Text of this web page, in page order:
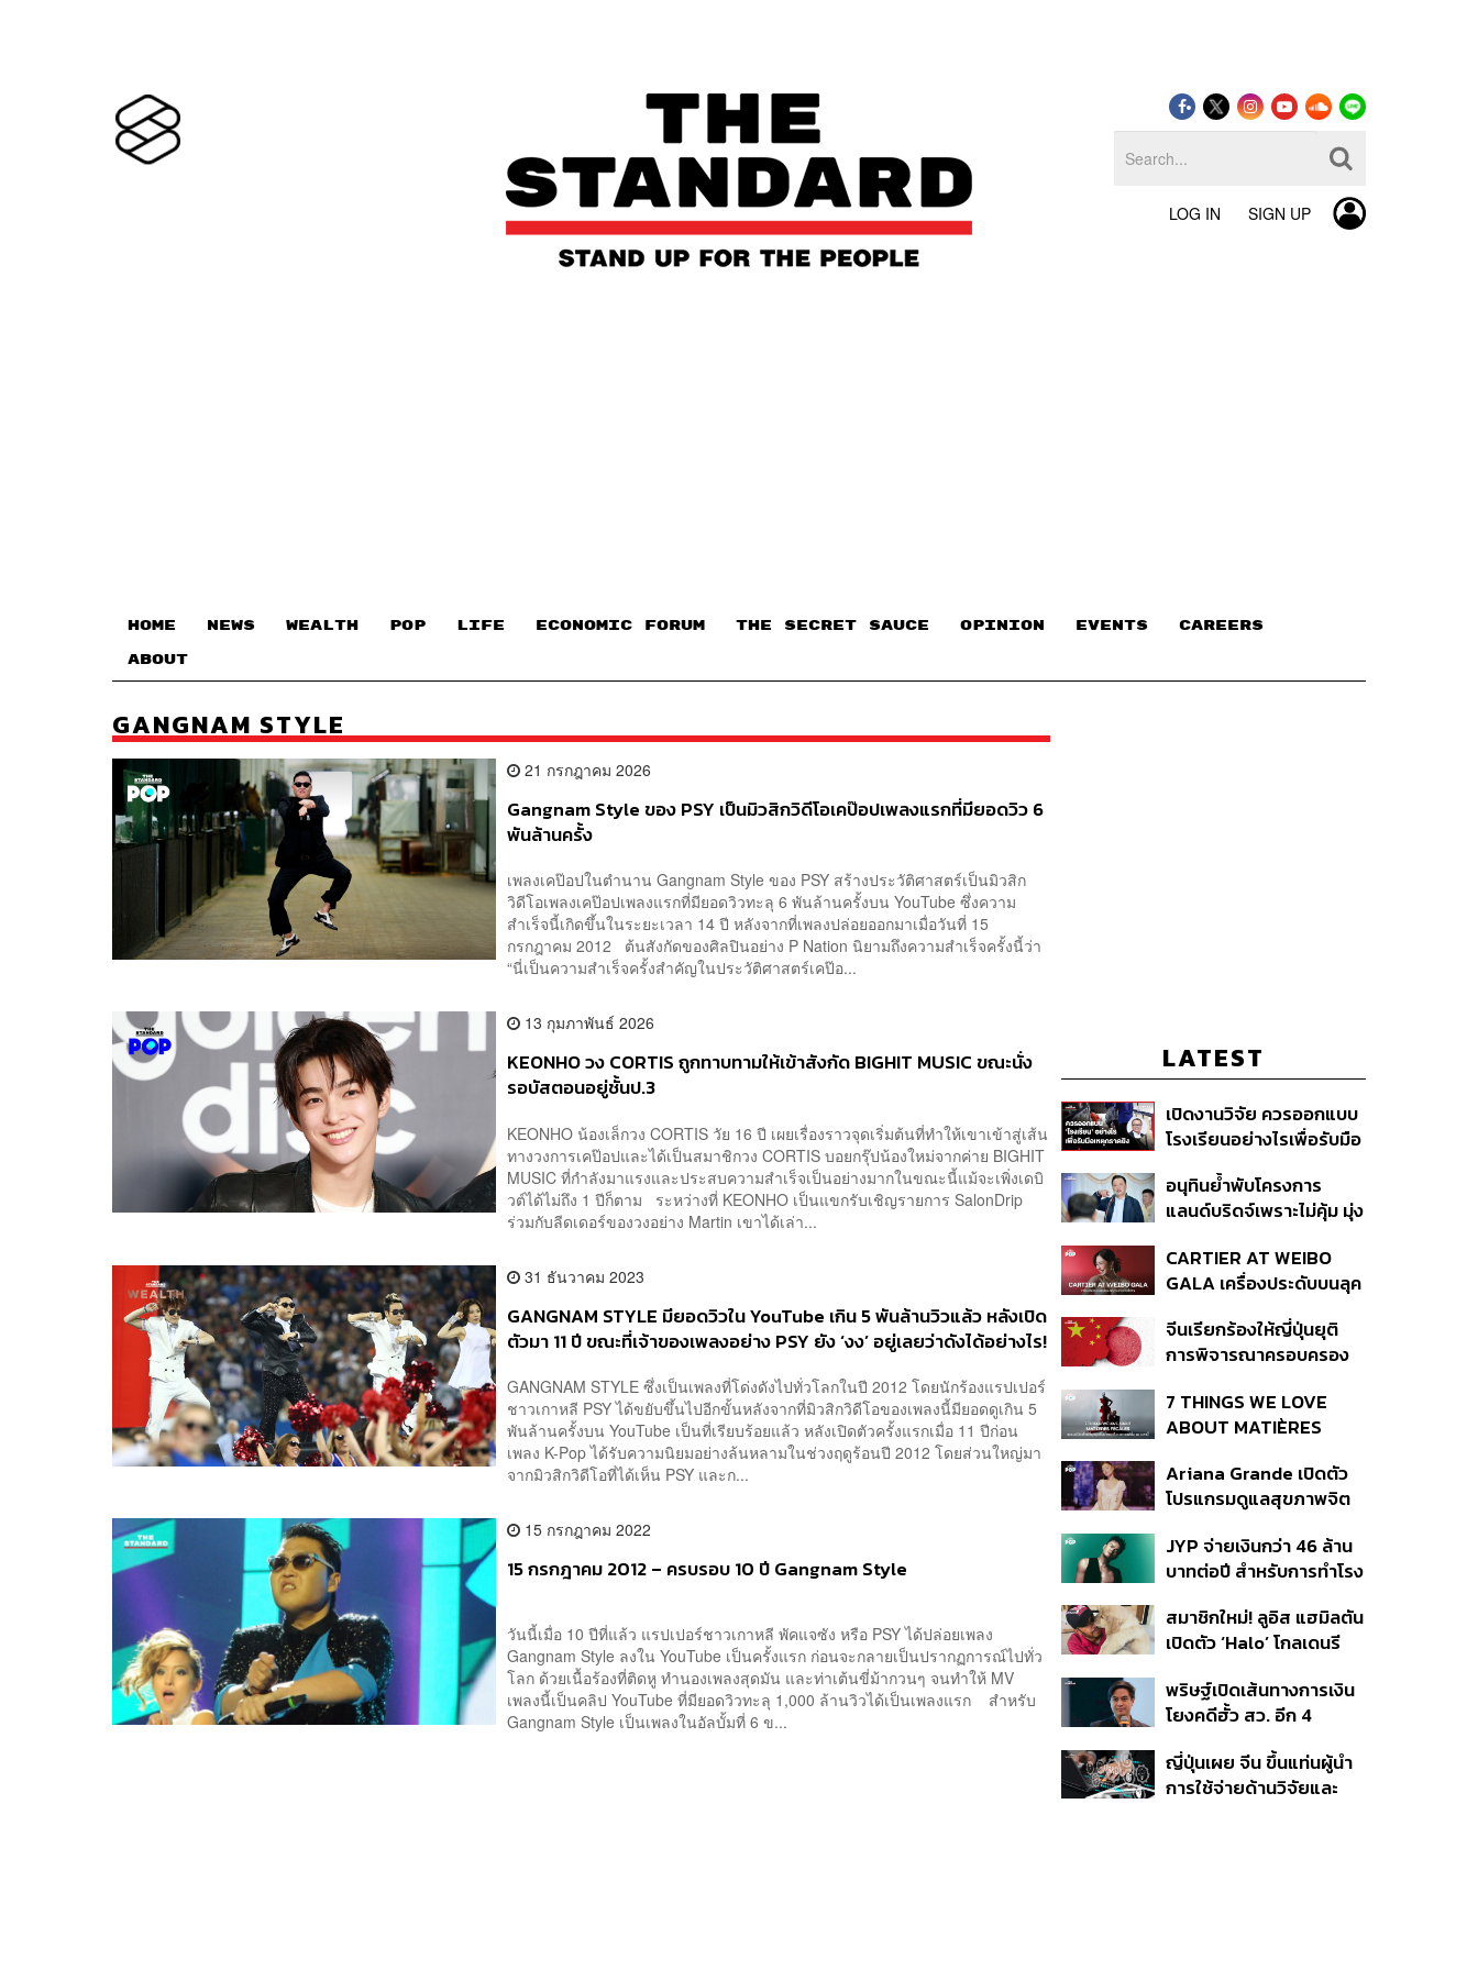
LOG IN SIGN UP
HOME NEWS WEALTH POP LIFE ECONOMIC FORUM THE SECRET SAUCE​ OPINION EVENTS CAREERS
ABOUT
GANGNAM STYLE
21 กรกฎาคม 2026
Gangnam Style ของ PSY เป็นมิวสิกวิดีโอเคป๊อปเพลงแรกที่มียอดวิว 6
พันล้านครั้ง
เพลงเคป๊อปในตำนาน Gangnam Style ของ PSY สร้างประวัติศาสตร์เป็นมิวสิก
วิดีโอเพลงเคป๊อปเพลงแรกที่มียอดวิวทะลุ 6 พันล้านครั้งบน YouTube ซึ่งความ
สำเร็จนี้เกิดขึ้นในระยะเวลา 14 ปี หลังจากที่เพลงปล่อยออกมาเมื่อวันที่ 15
กรกฎาคม 2012 ต้นสังกัดของศิลปินอย่าง P Nation นิยามถึงความสำเร็จครั้งนี้ว่า
“นี่เป็นความสำเร็จครั้งสำคัญในประวัติศาสตร์เคป๊อ...
13 กุมภาพันธ์ 2026
KEONHO วง CORTIS ถูกทาบทามให้เข้าสังกัด BIGHIT MUSIC ขณะนั่ง
รอบัสตอนอยู่ชั้นป.3
KEONHO น้องเล็กวง CORTIS วัย 16 ปี เผยเรื่องราวจุดเริ่มต้นที่ทำให้เขาเข้าสู่เส้น
ทางวงการเคป๊อปและได้เป็นสมาชิกวง CORTIS บอยกรุ๊ปน้องใหม่จากค่าย BIGHIT
MUSIC ที่กำลังมาแรงและประสบความสำเร็จเป็นอย่างมากในขณะนี้แม้จะเพิ่งเดบิ
วต์ได้ไม่ถึง 1 ปีก็ตาม ระหว่างที่ KEONHO เป็นแขกรับเชิญรายการ SalonDrip
ร่วมกับลีดเดอร์ของวงอย่าง Martin เขาได้เล่า...
31 ธันวาคม 2023
GANGNAM STYLE มียอดวิวใน YouTube เกิน 5 พันล้านวิวแล้ว หลังเปิด
ตัวมา 11 ปี ขณะที่เจ้าของเพลงอย่าง PSY ยัง ‘งง’ อยู่เลยว่าดังได้อย่างไร!
GANGNAM STYLE ซึ่งเป็นเพลงที่โด่งดังไปทั่วโลกในปี 2012 โดยนักร้องแรปเปอร์
ชาวเกาหลี PSY ได้ขยับขึ้นไปอีกขั้นหลังจากที่มิวสิกวิดีโอของเพลงนี้มียอดดูเกิน 5
พันล้านครั้งบน YouTube เป็นที่เรียบร้อยแล้ว หลังเปิดตัวครั้งแรกเมื่อ 11 ปีก่อน
เพลง K-Pop ได้รับความนิยมอย่างล้นหลามในช่วงฤดูร้อนปี 2012 โดยส่วนใหญ่มา
จากมิวสิกวิดีโอที่ได้เห็น PSY และก...
15 กรกฎาคม 2022
15 กรกฎาคม 2012 – ครบรอบ 10 ปี Gangnam Style
วันนี้เมื่อ 10 ปีที่แล้ว แรปเปอร์ชาวเกาหลี พัคแจซัง หรือ PSY ได้ปล่อยเพลง
Gangnam Style ลงใน YouTube เป็นครั้งแรก ก่อนจะกลายเป็นปรากฏการณ์ไปทั่ว
โลก ด้วยเนื้อร้องที่ติดหู ทำนองเพลงสุดมัน และท่าเต้นขี่ม้ากวนๆ จนทำให้ MV
เพลงนี้เป็นคลิป YouTube ที่มียอดวิวทะลุ 1,000 ล้านวิวได้เป็นเพลงแรก สำหรับ
Gangnam Style เป็นเพลงในอัลบั้มที่ 6 ข...
LATEST
เปิดงานวิจัย ควรออกแบบ
โรงเรียนอย่างไรเพื่อรับมือ
อนุทินย้ำพับโครงการ
แลนด์บริดจ์เพราะไม่คุ้ม มุ่ง
รองรับอ่าวไทย-อันดามัน
CARTIER AT WEIBO
GALA เครื่องประดับบนลุค
สำคัญ
จีนเรียกร้องให้ญี่ปุ่นยุติ
การพิจารณาครอบครอง
7 THINGS WE LOVE
ABOUT MATIÈRES
Ariana Grande เปิดตัว
โปรแกรมดูแลสุขภาพจิต
ดนตรี
JYP จ่ายเงินกว่า 46 ล้าน
บาทต่อปี สำหรับการทำโรง
สมาชิกใหม่! ลูอิส แฮมิลตัน
เปิดตัว ‘Halo’ โกลเดนรี
พริษฐ์เปิดเส้นทางการเงิน
โยงคดีฮั้ว สว. อีก 4
อำนาจเจริญโอนเงินให้เจ้า
หน้าที่ กกต. ฝ่ายสืบสวน
ญี่ปุ่นเผย จีน ขึ้นแท่นผู้นำ
การใช้จ่ายด้านวิจัยและ